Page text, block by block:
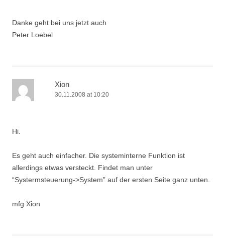
Danke geht bei uns jetzt auch
Peter Loebel
Xion
30.11.2008 at 10:20
Hi.
Es geht auch einfacher. Die systeminterne Funktion ist
allerdings etwas versteckt. Findet man unter
“Systermsteuerung->System” auf der ersten Seite ganz unten.
mfg Xion